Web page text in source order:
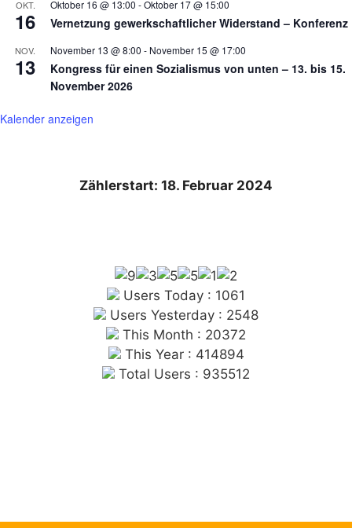
OKT.
16
Oktober 16 @ 13:00 -Oktober 17 @ 15:00
Vernetzung gewerkschaftlicher Widerstand – Konferenz
NOV.
13
November 13 @ 8:00 - November 15 @ 17:00
Kongress für einen Sozialismus von unten – 13. bis 15.
November 2026
Kalender anzeigen
Zählerstart: 18. Februar 2024
Users Today : 1061
Users Yesterday : 2548
This Month : 20372
This Year : 414894
Total Users : 935512